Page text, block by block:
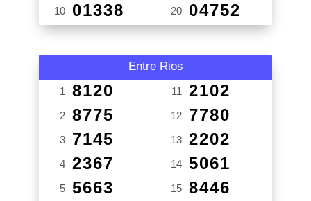
10 01338 20 04752
Entre Rios
1 8120
2 8775
3 7145
4 2367
5 5663
11 2102
12 7780
13 2202
14 5061
15 8446